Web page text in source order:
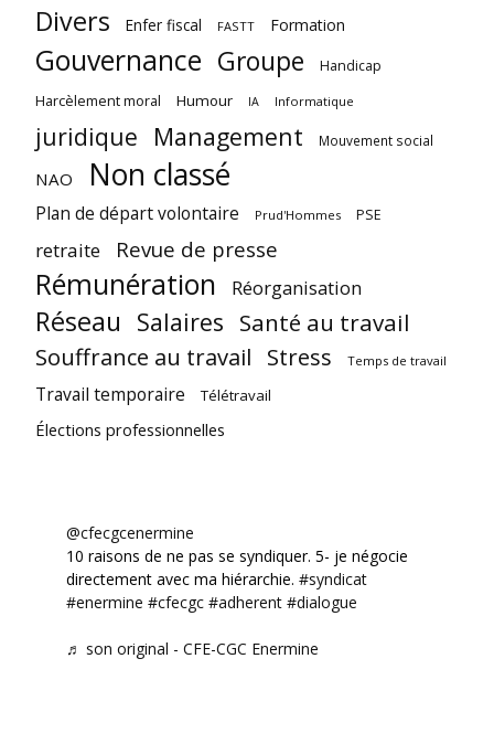
Divers Enfer fiscal FASTT Formation
Gouvernance Groupe Handicap
Harcèlement moral Humour IA Informatique
juridique Management Mouvement social
NAO Non classé
Plan de départ volontaire Prud'Hommes PSE
retraite Revue de presse
Rémunération Réorganisation
Réseau Salaires Santé au travail
Souffrance au travail Stress Temps de travail
Travail temporaire Télétravail
Élections professionnelles
@cfecgcenermine
10 raisons de ne pas se syndiquer. 5- je négocie
directement avec ma hiérarchie. #syndicat
#enermine #cfecgc #adherent #dialogue
♬ son original - CFE-CGC Enermine